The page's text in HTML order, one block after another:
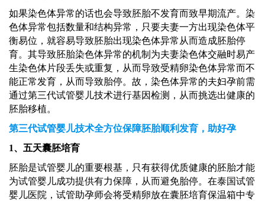
如果染色体异常的话也会导致胚胎不发育而致早期流产。染
色体异常包括数量和结构异常，只要夫妻一方出现染色体平
衡易位，就容易导致胚胎出现染色体异常从而造成胚胎停
育。其导致胚胎染色体异常的机制为夫妻染色体交融时易产
生染色体片段丢失或重复，从而导致受精卵染色体异常而不
能正常发育，从而导致胎停。故，染色体异常的夫妇孕前需
通过第三代试管婴儿技术进行基因检测，从而挑选出健康的
胚胎移植。
第三代试管婴儿技术全方位保障胚胎顺利发育，助好孕
1、五天囊胚培育
胚胎是试管婴儿的重要根基，只有获得优质健康的胚胎才能
为试管婴儿成功提供有力保障，从而避免胎停。 在泰国试管
婴儿医院 ，试管助孕师会将受精卵放在囊胚培育保温箱中专